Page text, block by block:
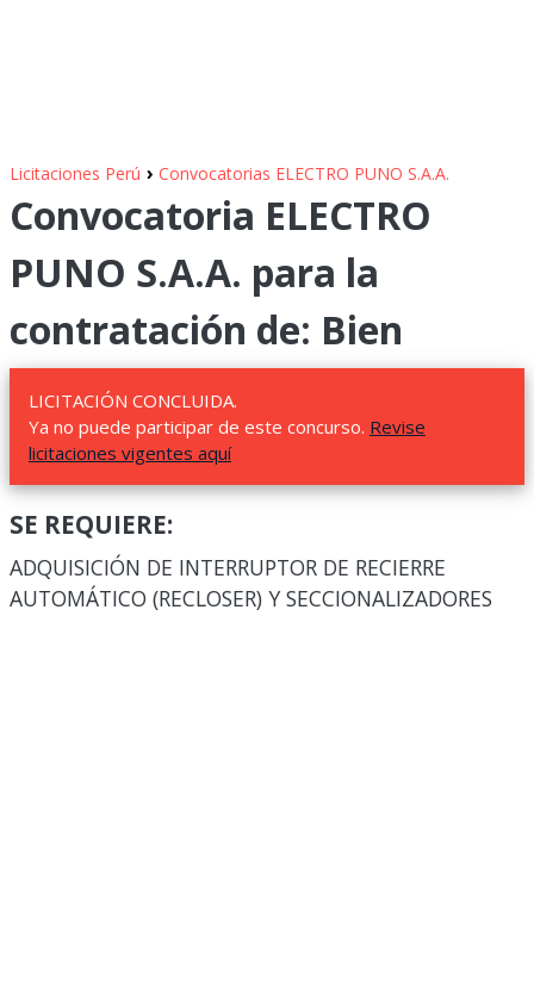
Licitaciones Perú › Convocatorias ELECTRO PUNO S.A.A.
Convocatoria ELECTRO
PUNO S.A.A. para la
contratación de: Bien
LICITACIÓN CONCLUIDA.
Ya no puede participar de este concurso. Revise
licitaciones vigentes aquí
SE REQUIERE:
ADQUISICIÓN DE INTERRUPTOR DE RECIERRE
AUTOMÁTICO (RECLOSER) Y SECCIONALIZADORES